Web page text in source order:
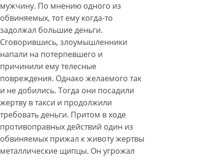
мужчину. По мнению одного из
обвиняемых, тот ему когда-то
задолжал большие деньги.
Сговорившись, злоумышленники
напали на потерпевшего и
причинили ему телесные
повреждения. Однако желаемого так
и не добились. Тогда они посадили
жертву в такси и продолжили
требовать деньги. Притом в ходе
противоправных действий один из
обвиняемых прижал к животу жертвы
металлические щипцы. Он угрожал